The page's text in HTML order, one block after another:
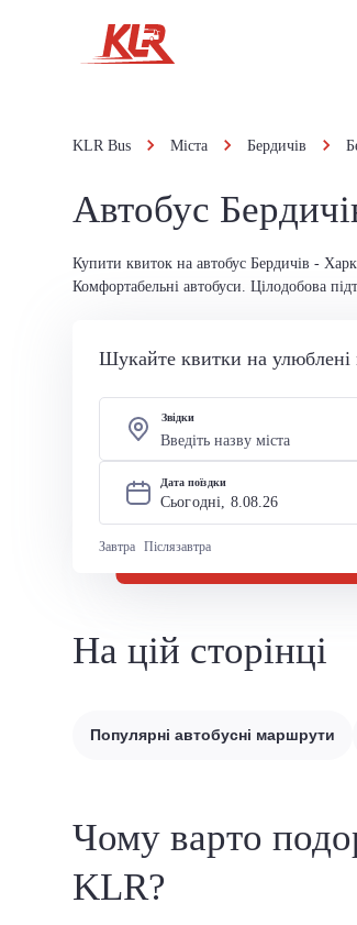
KLR Bus Міста Бердичів
Автобус
Купити квиток на автобус Бердичів -
Комфортабельні автобуси. Цілодобова
Шукайте квитки на улюблені
Звідки
Дата поїздки
Сьогодні, 8.08.26
Завтра Післязавтра
На цій сторінці
Популярні автобусні маршрути
Чому варто
KLR?